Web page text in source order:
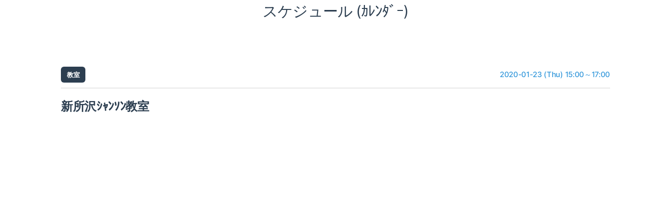
スケジュール (ｶﾚﾝﾀﾞｰ)
教室 2020-01-23 (Thu) 15:00～17:00
新所沢ｼｬﾝｿﾝ教室